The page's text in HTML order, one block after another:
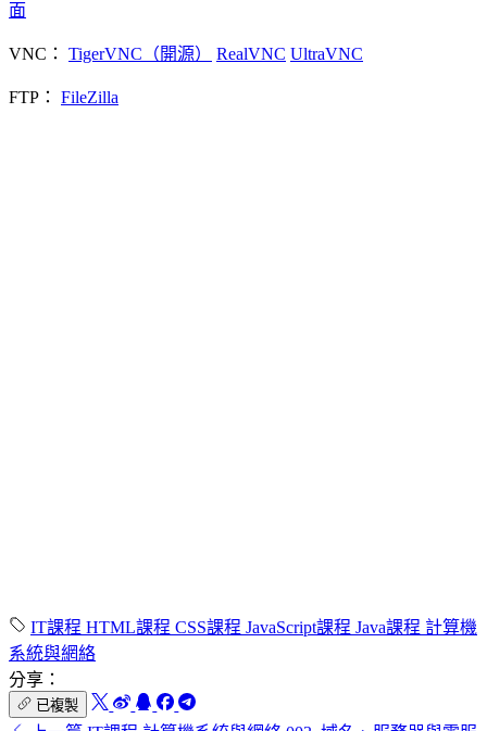
面
VNC： TigerVNC（開源） RealVNC UltraVNC
FTP： FileZilla
IT課程 HTML課程 CSS課程 JavaScript課程 Java課程 計算機
系統與網絡
分享：
已複製